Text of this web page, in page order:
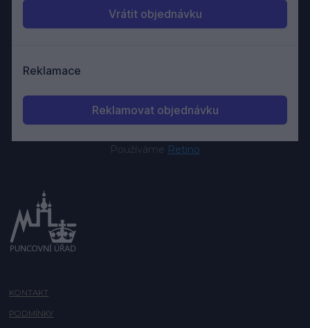
Používáme Retino
KONTAKT
PODMÍNKY